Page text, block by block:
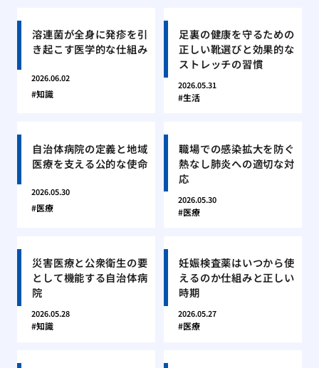
溶連菌が全身に発疹を引
き起こす医学的な仕組み
2026.06.02
知識
足裏の健康を守るための
正しい靴選びと効果的な
ストレッチの習慣
2026.05.31
生活
自治体病院の定義と地域
医療を支える公的な使命
2026.05.30
医療
職場での感染拡大を防ぐ
熱なし肺炎への適切な対
応
2026.05.30
医療
災害医療と公衆衛生の要
として機能する自治体病
院
2026.05.28
知識
妊娠検査薬はいつから使
えるのか仕組みと正しい
時期
2026.05.27
医療